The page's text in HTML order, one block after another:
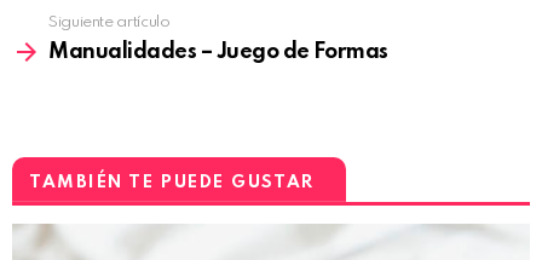
Siguiente artículo
Manualidades – Juego de Formas
TAMBIÉN TE PUEDE GUSTAR